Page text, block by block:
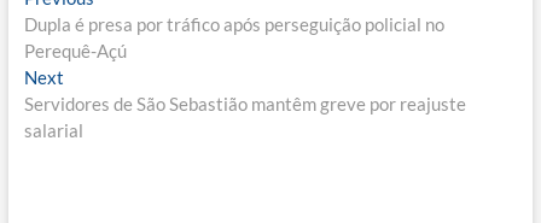
de
Post
post:
Dupla é presa por tráfico após perseguição policial no
Perequê-Açú
NextNext
post:
Servidores de São Sebastião mantêm greve por reajuste
salarial